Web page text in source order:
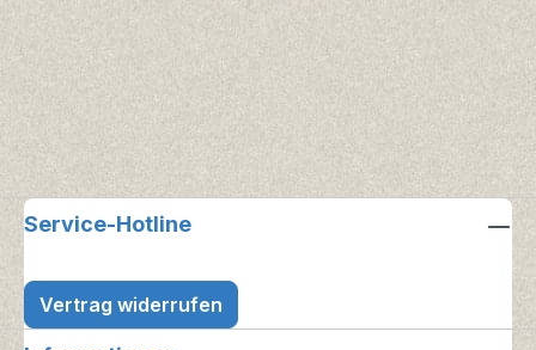
Service-Hotline
Vertrag widerrufen